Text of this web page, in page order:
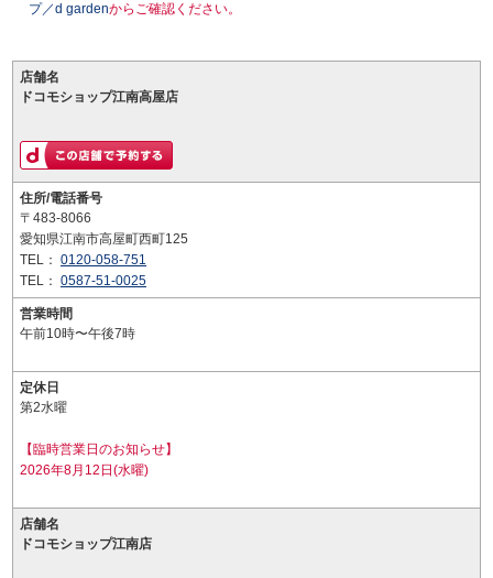
プ／d gardenからご確認ください。
店舗名
ドコモショップ江南高屋店
住所/電話番号
〒483-8066
愛知県江南市高屋町西町125
TEL： 0120-058-751
TEL： 0587-51-0025
営業時間
午前10時〜午後7時
定休日
第2水曜
【臨時営業日のお知らせ】
2026年8月12日(水曜)
店舗名
ドコモショップ江南店